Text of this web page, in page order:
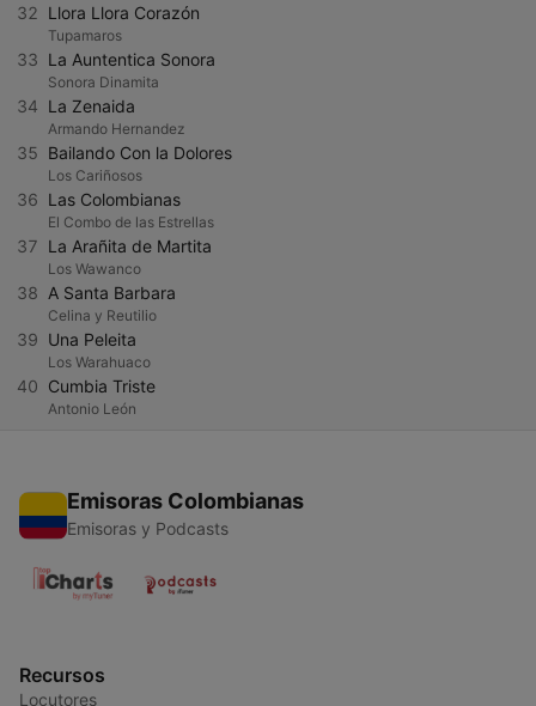
32 Llora Llora Corazón
Tupamaros
33 La Auntentica Sonora
Sonora Dinamita
34 La Zenaida
Armando Hernandez
35 Bailando Con la Dolores
Los Cariñosos
36 Las Colombianas
El Combo de las Estrellas
37 La Arañita de Martita
Los Wawanco
38 A Santa Barbara
Celina y Reutilio
39 Una Peleita
Los Warahuaco
40 Cumbia Triste
Antonio León
Emisoras Colombianas
Emisoras y Podcasts
Recursos
Locutores